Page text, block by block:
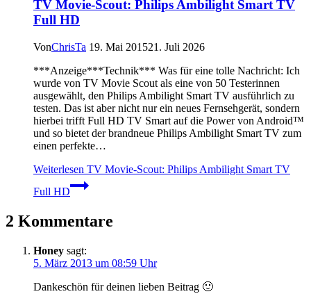
TV Movie-Scout: Philips Ambilight Smart TV
Full HD
VonChrisTa 19. Mai 201521. Juli 2026
***Anzeige***Technik*** Was für eine tolle Nachricht: Ich
wurde von TV Movie Scout als eine von 50 Testerinnen
ausgewählt, den Philips Ambilight Smart TV ausführlich zu
testen. Das ist aber nicht nur ein neues Fernsehgerät, sondern
hierbei trifft Full HD TV Smart auf die Power von Android™
und so bietet der brandneue Philips Ambilight Smart TV zum
einen perfekte…
Weiterlesen TV Movie-Scout: Philips Ambilight Smart TV
Full HD
2 Kommentare
Honey sagt:
5. März 2013 um 08:59 Uhr
Dankeschön für deinen lieben Beitrag 🙂